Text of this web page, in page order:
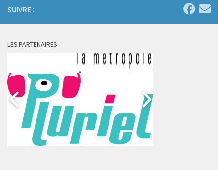
SUIVRE :
LES PARTENAIRES